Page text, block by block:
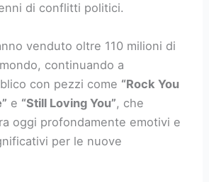
di conflitti politici.
venduto oltre 110 milioni di
continuando a
con pezzi come “Rock You
e “Still Loving You”, che
oggi profondamente emotivi e
per le nuove